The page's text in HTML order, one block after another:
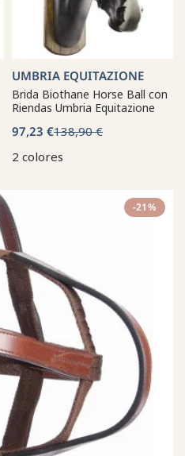
UMBRIA EQUITAZIONE
Brida Biothane Horse Ball con
Riendas Umbria Equitazione
97,23 €138,90 €
2 colores
-21%